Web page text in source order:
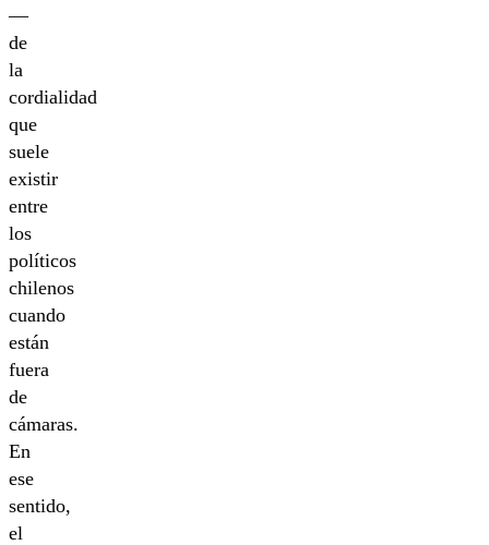
—
de
la
cordialidad
que
suele
existir
entre
los
políticos
chilenos
cuando
están
fuera
de
cámaras.
En
ese
sentido,
el